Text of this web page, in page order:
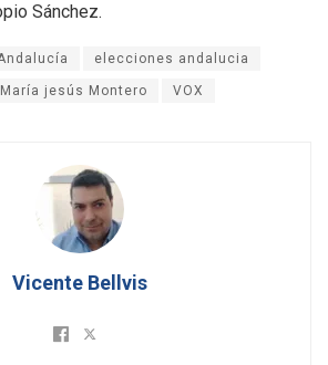
Sánchez.
elecciones andalucia
María jesús Montero VOX
Vicente Bellvis